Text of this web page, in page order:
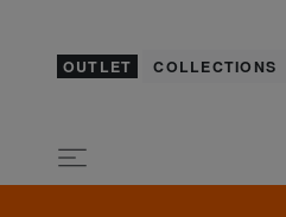
OUTLET COLLECTIONS